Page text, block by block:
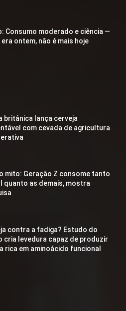
Consumo moderado e ciência —
era ontem, não é mais hoje
britânica lança cerveja
com cevada de agricultura
mito: Geração Z consome tanto
quanto as demais, mostra
contra a fadiga? Estudo do
cria levedura capaz de produzir
rica em aminoácido funcional